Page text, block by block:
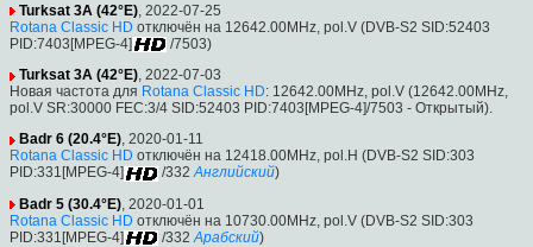
Turksat 3A (42°E), 2022-07-25
Rotana Classic HD отключён на 12642.00MHz, pol.V (DVB-S2 SID:52403
PID:7403[MPEG-4]
/7503)
Turksat 3A (42°E), 2022-07-03
Новая частота для Rotana Classic HD: 12642.00MHz, pol.V (12642.00MHz,
pol.V SR:30000 FEC:3/4 SID:52403 PID:7403[MPEG-4]/7503 - Открытый).
Badr 6 (20.4°E), 2020-01-11
Rotana Classic HD отключён на 12418.00MHz, pol.H (DVB-S2 SID:303
PID:331[MPEG-4]
/332 Английский)
Badr 5 (30.4°E) , 2020-01-01
Rotana Classic HD отключён на 10730.00MHz, pol.V (DVB-S2 SID:303
PID:331[MPEG-4]
/332 Арабский)